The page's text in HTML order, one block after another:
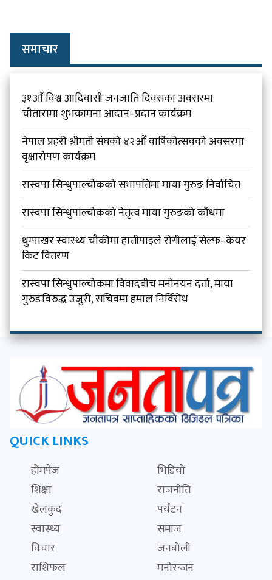
समाचार
३१औँ विश्व आदिवासी जनजाति दिवसका अवसरमा
चौतारामा शुभकामना आदान–प्रदान कार्यक्रम
नेपाल प्रहरी श्रीमती संघको ४२औँ वार्षिकोत्सवको अवसरमा
वृक्षारोपण कार्यक्रम
रास्वपा सिन्धुपाल्चोकको सभापतिमा माया गुरुङ निर्वाचित
रास्वपा सिन्धुपाल्चोकको नेतृत्व माया गुरुङको काँधमा
थुम्पाखर स्वास्थ्य चौकीमा हात्तीपाइले रोगीलाई सेल्फ–केयर
किट वितरण
रास्वपा सिन्धुपाल्चोकमा विवादबीच मनोनयन दर्ता, माया
गुरुङविरुद्ध उजुरी, सचिवमा हमाल निर्विरोध
QUICK LINKS
होमपेज
भिडियो
शिक्षा
राजनीति
खेलकुद
पर्यटन
स्वास्थ्य
समाज
विचार
जनबोली
राशिफल
मनोरन्जन